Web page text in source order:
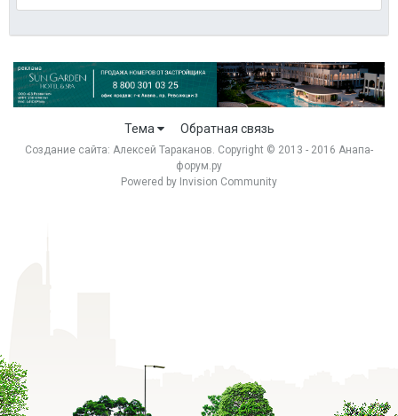
Тема Обратная связь
Создание сайта: Алексей Тараканов. Copyright © 2013 - 2016 Анапа-
форум.ру
Powered by Invision Community